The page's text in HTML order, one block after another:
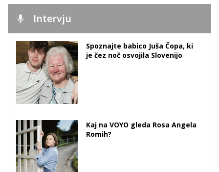
Intervju
Spoznajte babico Juša Čopa, ki
je čez noč osvojila Slovenijo
Kaj na VOYO gleda Rosa Angela
Romih?